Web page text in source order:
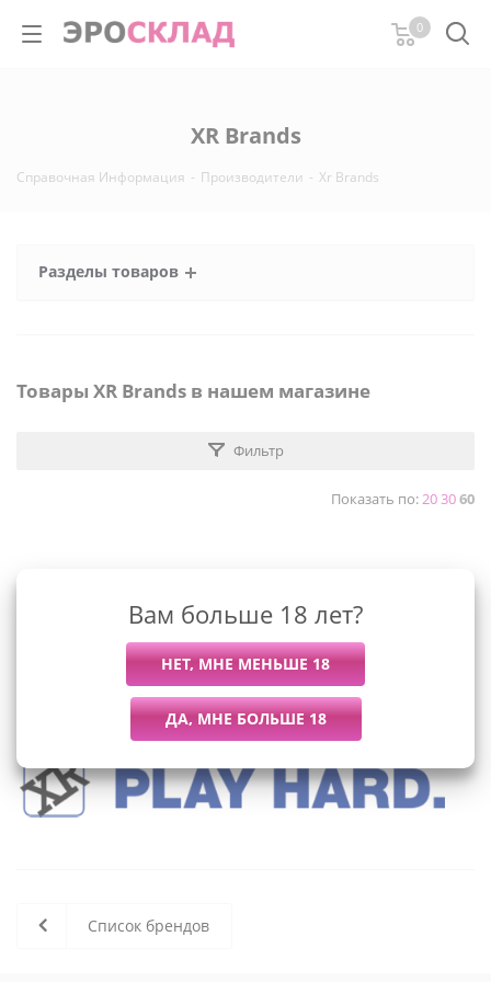
0
XR Brands
Справочная Информация - Производители - Xr Brands
Разделы товаров
Товары XR Brands в нашем магазине
Фильтр
Показать по:203060
В данный момент нет активных
товаров
Список брендов
Вам больше 18 лет?